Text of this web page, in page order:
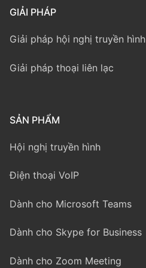
GIẢI PHÁP
Giải pháp hội nghị truyền hình
Giải pháp thoại liên lạc
SẢN PHẨM
Hội nghị truyền hình
Điện thoại VoIP
Dành cho Microsoft Teams
Dành cho Skype for Business
Dành cho Zoom Meeting